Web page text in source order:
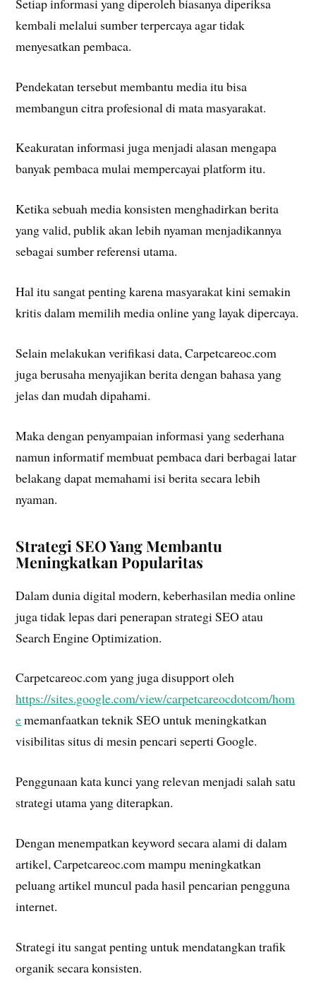
Setiap informasi yang diperoleh biasanya diperiksa
kembali melalui sumber terpercaya agar tidak
menyesatkan pembaca.
Pendekatan tersebut membantu media itu bisa
membangun citra profesional di mata masyarakat.
Keakuratan informasi juga menjadi alasan mengapa
banyak pembaca mulai mempercayai platform itu.
Ketika sebuah media konsisten menghadirkan berita
yang valid, publik akan lebih nyaman menjadikannya
sebagai sumber referensi utama.
Hal itu sangat penting karena masyarakat kini semakin
kritis dalam memilih media online yang layak dipercaya.
Selain melakukan verifikasi data, Carpetcareoc.com
juga berusaha menyajikan berita dengan bahasa yang
jelas dan mudah dipahami.
Maka dengan penyampaian informasi yang sederhana
namun informatif membuat pembaca dari berbagai latar
belakang dapat memahami isi berita secara lebih
nyaman.
Strategi SEO Yang Membantu
Meningkatkan Popularitas
Dalam dunia digital modern, keberhasilan media online
juga tidak lepas dari penerapan strategi SEO atau
Search Engine Optimization.
Carpetcareoc.com yang juga disupport oleh
https://sites.google.com/view/carpetcareocdotcom/hom
ememanfaatkan teknik SEO untuk meningkatkan
visibilitas situs di mesin pencari seperti Google.
Penggunaan kata kunci yang relevan menjadi salah satu
strategi utama yang diterapkan.
Dengan menempatkan keyword secara alami di dalam
artikel, Carpetcareoc.com mampu meningkatkan
peluang artikel muncul pada hasil pencarian pengguna
internet.
Strategi itu sangat penting untuk mendatangkan trafik
organik secara konsisten.